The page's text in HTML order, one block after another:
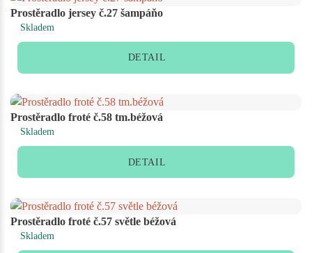
Prostěradlo jersey č.27 šampáňo
Skladem
DETAIL
Prostěradlo froté č.58 tm.béžová
Skladem
DETAIL
Prostěradlo froté č.57 světle béžová
Skladem